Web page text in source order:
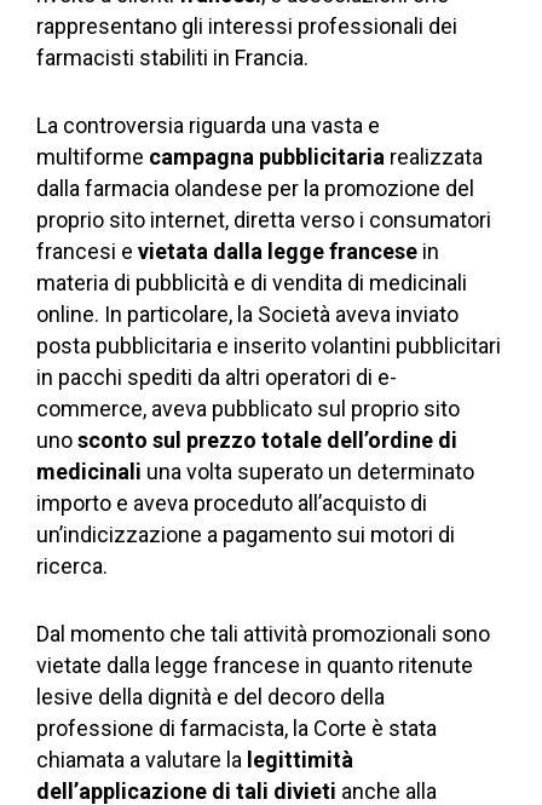
rappresentano gli interessi professionali dei
farmacisti stabiliti in Francia.
La controversia riguarda una vasta e
multiforme campagna pubblicitaria realizzata
dalla farmacia olandese per la promozione del
proprio sito internet, diretta verso i consumatori
francesi e vietata dalla legge francese in
materia di pubblicità e di vendita di medicinali
online. In particolare, la Società aveva inviato
posta pubblicitaria e inserito volantini pubblicitari
in pacchi spediti da altri operatori di e-
commerce, aveva pubblicato sul proprio sito
unosconto sul prezzo totale dell’ordine di
medicinali una volta superato un determinato
importo e aveva proceduto all’acquisto di
un’indicizzazione a pagamento sui motori di
ricerca.
Dal momento che tali attività promozionali sono
vietate dalla legge francese in quanto ritenute
lesive della dignità e del decoro della
professione di farmacista, la Corte è stata
chiamata a valutare la legittimità
dell’applicazione di tali divieti anche alla